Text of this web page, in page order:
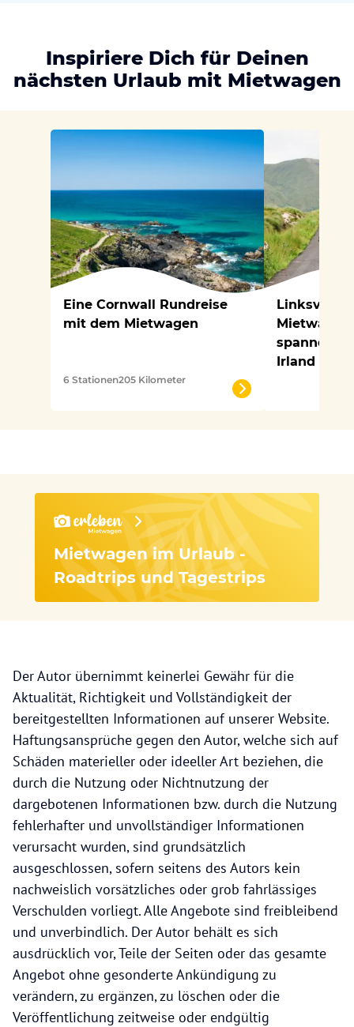
Inspiriere Dich für Deinen
nächsten Urlaub mit Mietwagen
Eine Cornwall Rundreise
mit dem Mietwagen
6 Stationen205 Kilometer
Mietwagen
Irland
Mietwagen im Urlaub -
Roadtrips und Tagestrips
Der Autor übernimmt keinerlei Gewähr für die
Aktualität, Richtigkeit und Vollständigkeit der
bereitgestellten Informationen auf unserer Website.
Haftungsansprüche gegen den Autor, welche sich auf
Schäden materieller oder ideeller Art beziehen, die
durch die Nutzung oder Nichtnutzung der
dargebotenen Informationen bzw. durch die Nutzung
fehlerhafter und unvollständiger Informationen
verursacht wurden, sind grundsätzlich
ausgeschlossen, sofern seitens des Autors kein
nachweislich vorsätzliches oder grob fahrlässiges
Verschulden vorliegt. Alle Angebote sind freibleibend
und unverbindlich. Der Autor behält es sich
ausdrücklich vor, Teile der Seiten oder das gesamte
Angebot ohne gesonderte Ankündigung zu
verändern, zu ergänzen, zu löschen oder die
Veröffentlichung zeitweise oder endgültig